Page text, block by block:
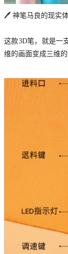
🖊️ 神笔马良的现实
这款3D笔，就是一
维的画面变成三维